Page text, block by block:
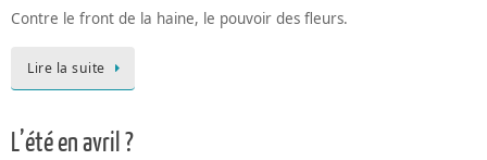
Contre le front de la haine, le pouvoir des fleurs.
Lire la suite
L’été en avril ?